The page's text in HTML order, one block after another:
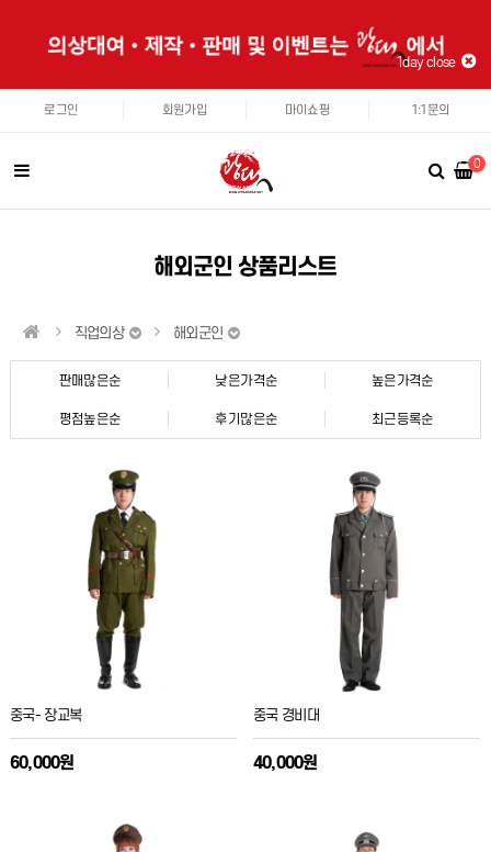
1day close
로그인 회원가입 마이쇼핑 1:1문의
0
해외군인 상품리스트
직업의상 해외군인
판매많은순 낮은가격순 높은가격순
평점높은순 후기많은순 최근등록순
중국- 장교복
60,000원
중국 경비대
40,000원